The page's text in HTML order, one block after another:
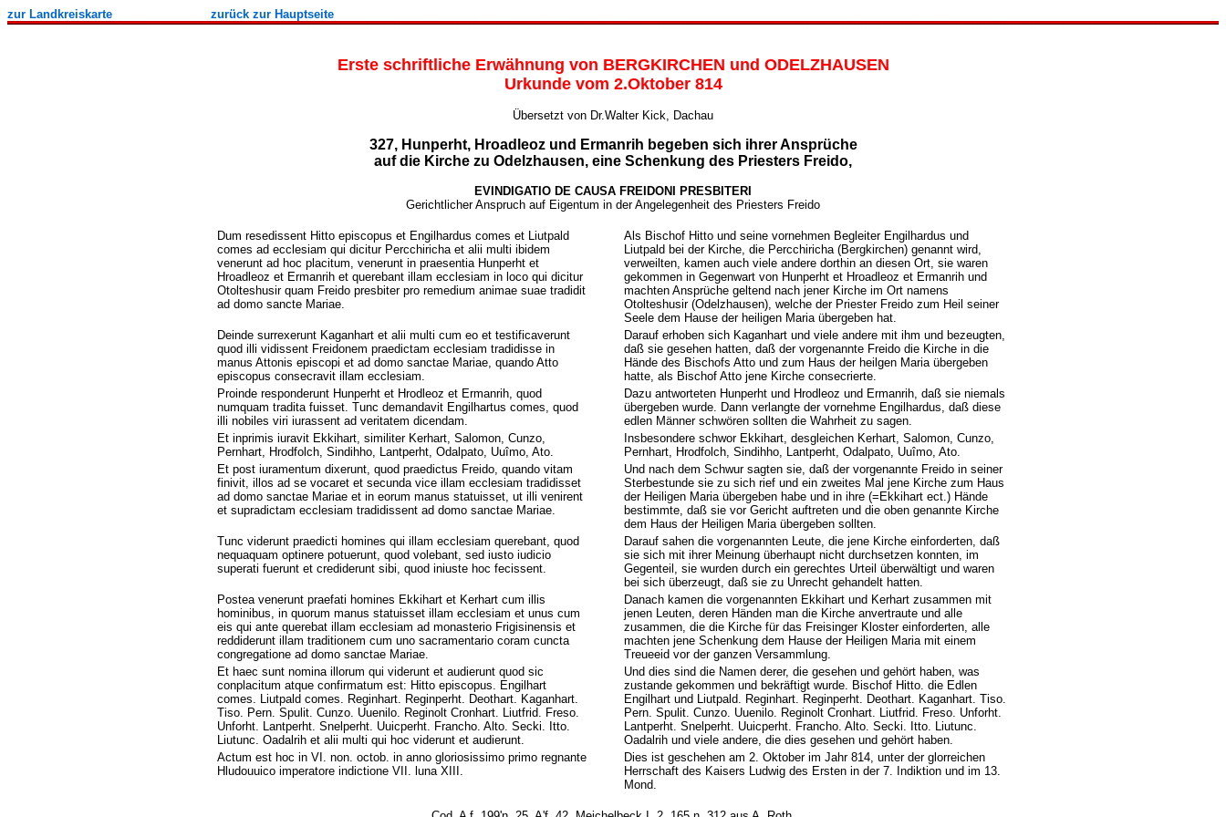
zur Landkreiskarte zurück zur Hauptseite
Erste schriftliche Erwähnung von BERGKIRCHEN und ODELZHAUSEN
Urkunde vom 2.Oktober 814
Übersetzt von Dr.Walter Kick, Dachau
327, Hunperht, Hroadleoz und Ermanrih begeben sich ihrer Ansprüche
auf die Kirche zu Odelzhausen, eine Schenkung des Priesters Freido,
EVINDIGATIO DE CAUSA FREIDONI PRESBITERI
Gerichtlicher Anspruch auf Eigentum in der Angelegenheit des Priesters Freido
Dum resedissent Hitto episcopus et Engilhardus comes et Liutpald
comes ad ecclesiam qui dicitur Percchiricha et alii multi ibidem
venerunt ad hoc placitum, venerunt in praesentia Hunperht et
Hroadleoz et Ermanrih et querebant illam ecclesiam in loco qui dicitur
Otolteshusir quam Freido presbiter pro remedium animae suae tradidit
ad domo sancte Mariae.
Als Bischof Hitto und seine vornehmen Begleiter Engilhardus und
Liutpald bei der Kirche, die Percchiricha (Bergkirchen) genannt wird,
verweilten, kamen auch viele andere dorthin an diesen Ort, sie waren
gekommen in Gegenwart von Hunperht et Hroadleoz et Ermanrih und
machten Ansprüche geltend nach jener Kirche im Ort namens
Otolteshusir (Odelzhausen), welche der Priester Freido zum Heil seiner
Seele dem Hause der heiligen Maria übergeben hat.
Deinde surrexerunt Kaganhart et alii multi cum eo et testificaverunt
quod illi vidissent Freidonem praedictam ecclesiam tradidisse in
manus Attonis episcopi et ad domo sanctae Mariae, quando Atto
episcopus consecravit illam ecclesiam.
Darauf erhoben sich Kaganhart und viele andere mit ihm und bezeugten,
daß sie gesehen hatten, daß der vorgenannte Freido die Kirche in die
Hände des Bischofs Atto und zum Haus der heilgen Maria übergeben
hatte, als Bischof Atto jene Kirche consecrierte.
Proinde responderunt Hunperht et Hrodleoz et Ermanrih, quod
numquam tradita fuisset. Tunc demandavit Engilhartus comes, quod
illi nobiles viri iurassent ad veritatem dicendam.
Dazu antworteten Hunperht und Hrodleoz und Ermanrih, daß sie niemals
übergeben wurde. Dann verlangte der vornehme Engilhardus, daß diese
edlen Männer schwören sollten die Wahrheit zu sagen.
Et inprimis iuravit Ekkihart, similiter Kerhart, Salomon, Cunzo,
Pernhart, Hrodfolch, Sindihho, Lantperht, Odalpato, Uuîmo, Ato.
Insbesondere schwor Ekkihart, desgleichen Kerhart, Salomon, Cunzo,
Pernhart, Hrodfolch, Sindihho, Lantperht, Odalpato, Uuîmo, Ato.
Et post iuramentum dixerunt, quod praedictus Freido, quando vitam
finivit, illos ad se vocaret et secunda vice illam ecclesiam tradidisset
ad domo sanctae Mariae et in eorum manus statuisset, ut illi venirent
et supradictam ecclesiam tradidissent ad domo sanctae Mariae.
Und nach dem Schwur sagten sie, daß der vorgenannte Freido in seiner
Sterbestunde sie zu sich rief und ein zweites Mal jene Kirche zum Haus
der Heiligen Maria übergeben habe und in ihre (=Ekkihart ect.) Hände
bestimmte, daß sie vor Gericht auftreten und die oben genannte Kirche
dem Haus der Heiligen Maria übergeben sollten.
Tunc viderunt praedicti homines qui illam ecclesiam querebant, quod
nequaquam optinere potuerunt, quod volebant, sed iusto iudicio
superati fuerunt et crediderunt sibi, quod iniuste hoc fecissent.
Darauf sahen die vorgenannten Leute, die jene Kirche einforderten, daß
sie sich mit ihrer Meinung überhaupt nicht durchsetzen konnten, im
Gegenteil, sie wurden durch ein gerechtes Urteil überwältigt und waren
bei sich überzeugt, daß sie zu Unrecht gehandelt hatten.
Postea venerunt praefati homines Ekkihart et Kerhart cum illis
hominibus, in quorum manus statuisset illam ecclesiam et unus cum
eis qui ante querebat illam ecclesiam ad monasterio Frigisinensis et
reddiderunt illam traditionem cum uno sacramentario coram cuncta
congregatione ad domo sanctae Mariae.
Danach kamen die vorgenannten Ekkihart und Kerhart zusammen mit
jenen Leuten, deren Händen man die Kirche anvertraute und alle
zusammen, die die Kirche für das Freisinger Kloster einforderten, alle
machten jene Schenkung dem Hause der Heiligen Maria mit einem
Treueeid vor der ganzen Versammlung.
Et haec sunt nomina illorum qui viderunt et audierunt quod sic
conplacitum atque confirmatum est: Hitto episcopus. Engilhart
comes. Liutpald comes. Reginhart. Reginperht. Deothart. Kaganhart.
Tiso. Pern. Spulit. Cunzo. Uuenilo. Reginolt Cronhart. Liutfrid. Freso.
Unforht. Lantperht. Snelperht. Uuicperht. Francho. Alto. Secki. Itto.
Liutunc. Oadalrih et alii multi qui hoc viderunt et audierunt.
Und dies sind die Namen derer, die gesehen und gehört haben, was
zustande gekommen und bekräftigt wurde. Bischof Hitto. die Edlen
Engilhart und Liutpald. Reginhart. Reginperht. Deothart. Kaganhart. Tiso.
Pern. Spulit. Cunzo. Uuenilo. Reginolt Cronhart. Liutfrid. Freso. Unforht.
Lantperht. Snelperht. Uuicperht. Francho. Alto. Secki. Itto. Liutunc.
Oadalrih und viele andere, die dies gesehen und gehört haben.
Actum est hoc in VI. non. octob. in anno gloriosissimo primo regnante
Hludouuico imperatore indictione VII. luna XIII.
Dies ist geschehen am 2. Oktober im Jahr 814, unter der glorreichen
Herrschaft des Kaisers Ludwig des Ersten in der 7. Indiktion und im 13.
Mond.